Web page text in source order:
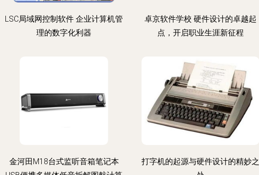
LSC局域网控制软件 企业计算机管
理的数字化利器
卓京软件学校 硬件设计的卓越起
点，开启职业生涯新征程
金河田M18台式监听音箱笔记本
打字机的起源与硬件设计的精妙之